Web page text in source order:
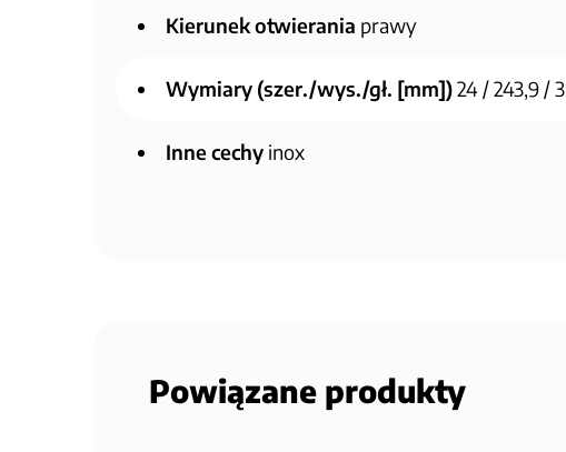
Kierunek otwierania prawy
Wymiary (szer./wys./gł. [mm])24 / 243,9 / 3
Inne cechy inox
Powiązane produkty